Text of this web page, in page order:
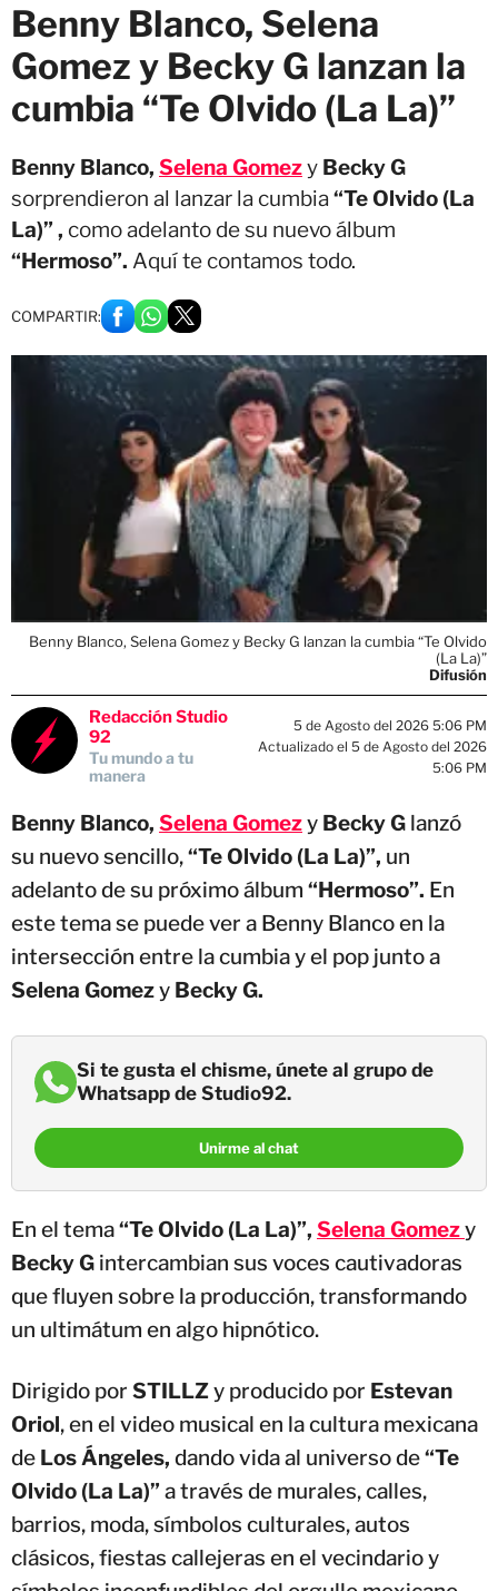
Benny Blanco, Selena
Gomez y Becky G lanzan la
cumbia “Te Olvido (La La)”
Benny Blanco, Selena Gomezy Becky G
sorprendieron al lanzar la cumbia “Te Olvido (La
La)” , como adelanto de su nuevo álbum
“Hermoso”. Aquí te contamos todo.
COMPARTIR:
Benny Blanco, Selena Gomez y Becky G lanzan la cumbia “Te Olvido
(La La)”
Difusión
Redacción Studio
92
Tu mundo a tu
manera
5 de Agosto del 2026 5:06 PM
Actualizado el 5 de Agosto del 2026
5:06 PM
Benny Blanco, Selena Gomezy Becky G lanzó
su nuevo sencillo,“Te Olvido (La La)”, un
adelanto de su próximo álbum “Hermoso”. En
este tema se puede ver a Benny Blanco en la
intersección entre la cumbia y el pop junto a
Selena Gomezy Becky G.
Si te gusta el chisme, únete al grupo de
Whatsapp de Studio92.
Unirme al chat
En el tema“Te Olvido (La La)”, Selena Gomezy
Becky G intercambian sus voces cautivadoras
que fluyen sobre la producción, transformando
un ultimátum en algo hipnótico.
Dirigido por STILLZy producido por Estevan
Oriol, en el video musical en la cultura mexicana
de Los Ángeles, dando vida al universo de“Te
Olvido (La La)” a través de murales, calles,
barrios, moda, símbolos culturales, autos
clásicos, fiestas callejeras en el vecindario y